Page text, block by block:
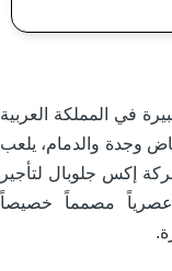
في المملكة العربية
وجدة والدمام، يلعب
إكس جلوبال لتأجير
عصرياً مصمماً خصيصاً